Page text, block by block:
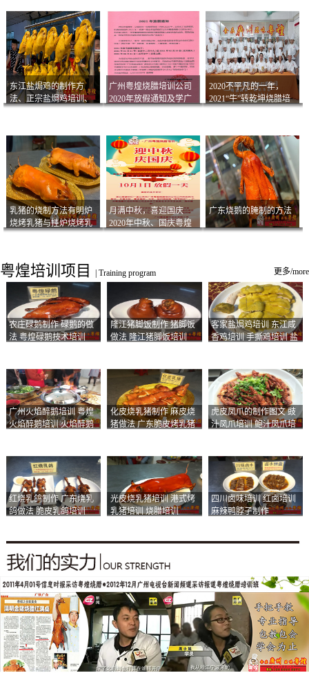
东江盐焗鸡的制作方
法、正宗盐焗鸡培训、
广州粤煌烧腊培训公司
2020年放假通知及学广
2020不平凡的一年，
2021“牛”转乾坤烧腊培
乳猪的烧制方法有明炉
烧烤乳猪与挂炉烧烤乳
月满中秋，喜迎国庆
2020年中秋、国庆粤煌
广东烧鹅的腌制的方法
粤煌培训项目 Training program 更多/more
农庄碌鹅制作 碌鹅的做
法 粤煌碌鹅技术培训
隆江猪脚饭制作 猪脚饭
做法 隆江猪脚饭培训
客家盐焗鸡培训 东江咸
香鸡培训 手撕鸡培训 盐
广州火焰醉鹅培训 粤煌
火焰醉鹅培训 火焰醉鹅
化皮烧乳猪制作 麻皮烧
猪做法 广东脆皮烤乳猪
虎皮凤爪的制作图文 豉
汁凤爪培训 鲍汁凤爪培
红烧乳鸽制作 广东烧乳
鸽做法 脆皮乳鸽培训
光皮烧乳猪培训 港式烤
乳猪培训 烧腊培训
四川卤味培训 红卤培训
麻辣鸭脖子制作